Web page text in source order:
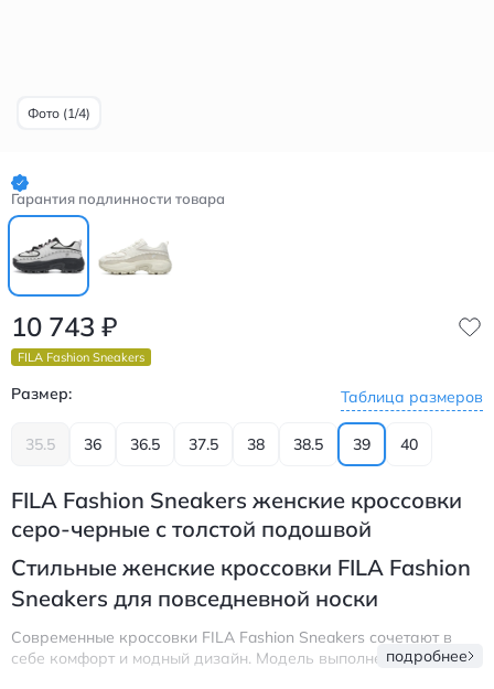
Фото (1/4)
Гарантия подлинности товара
10 743 ₽
FILA Fashion Sneakers
Размер: Таблица размеров
35.5 36 36.5 37.5 38 38.5 39 40
FILA Fashion Sneakers женские кроссовки
серо-черные с толстой подошвой
Стильные женские кроссовки FILA Fashion
Sneakers для повседневной носки
Современные кроссовки FILA Fashion Sneakers сочетают в
себе комфорт и модный дизайн. Модель выполнена в серо-
подробнее